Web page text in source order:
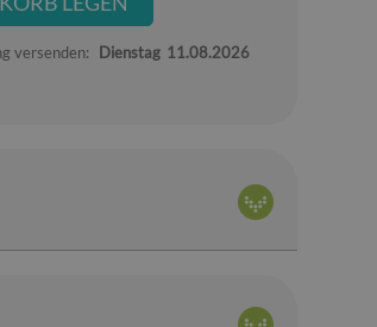
versenden: Dienstag 11.08.2026